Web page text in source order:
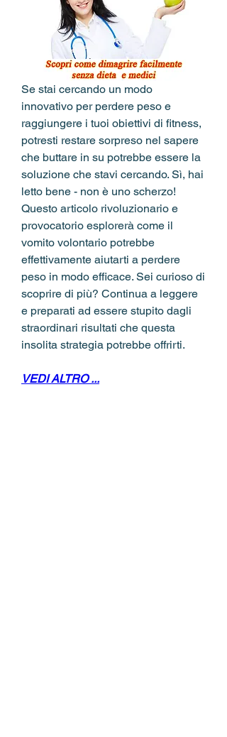
Se stai cercando un modo
innovativo per perdere peso e
raggiungere i tuoi obiettivi di fitness,
potresti restare sorpreso nel sapere
che buttare in su potrebbe essere la
soluzione che stavi cercando. Sì, hai
letto bene - non è uno scherzo!
Questo articolo rivoluzionario e
provocatorio esplorerà come il
vomito volontario potrebbe
effettivamente aiutarti a perdere
peso in modo efficace. Sei curioso di
scoprire di più? Continua a leggere
e preparati ad essere stupito dagli
straordinari risultati che questa
insolita strategia potrebbe offrirti.
VEDI ALTRO ...